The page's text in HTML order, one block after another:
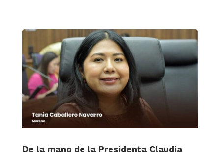
De la mano de la Presidenta Claudia